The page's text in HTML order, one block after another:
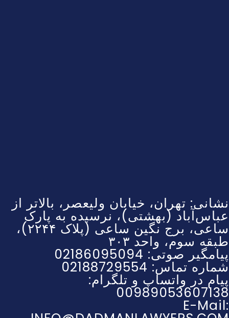
نشانی: تهران، خیابان ولیعصر، بالاتر از
عباس‌آباد (بهشتی)، نرسیده به پارک
ساعی، برج نگین ساعی (پلاک ۲۲۴۴)،
طبقه سوم، واحد ۳۰۳
پیامگیر صوتی: 02186095094
شماره تماس: 02188729554
پیام در واتساپ و تلگرام:
00989053607138
E-Mail: